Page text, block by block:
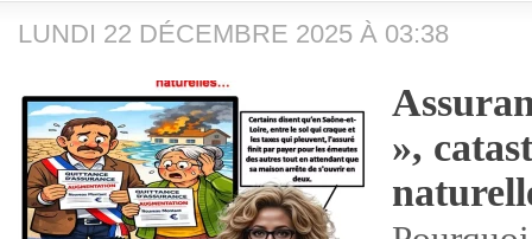
LUNDI 22 DÉCEMBRE 2025 À 03:38
»,